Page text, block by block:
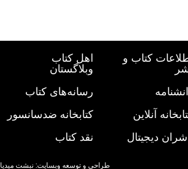
کتاب و
آنلاین
دیجیتال
اهل کتاب
وبلاگستان
رسانه‌های کتاب
کتابخانه ضدسانسور
نقد کتاب
طراحی و توسعه وبسایت: نبشت میدیا